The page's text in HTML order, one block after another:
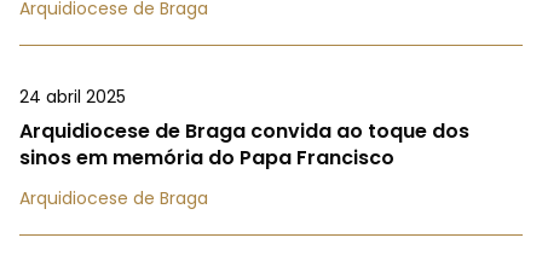
Arquidiocese de Braga
24 abril 2025
Arquidiocese de Braga convida ao toque dos
sinos em memória do Papa Francisco
Arquidiocese de Braga